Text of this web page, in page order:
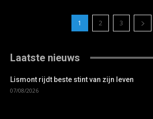
1 2 3
Laatste nieuws
Lismont rijdt beste stint van zijn leven
07/08/2026